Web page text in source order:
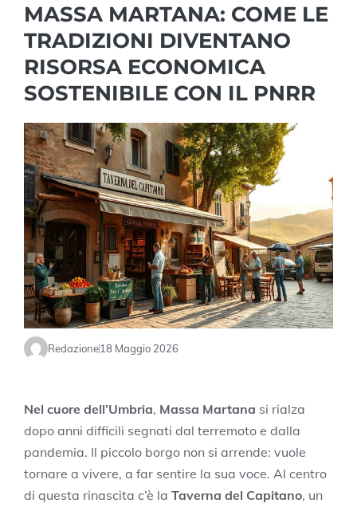
MASSA MARTANA: COME LE
TRADIZIONI DIVENTANO
RISORSA ECONOMICA
SOSTENIBILE CON IL PNRR
Redazione18 Maggio 2026
Nel cuore dell’Umbria, Massa Martana si rialza
dopo anni difficili segnati dal terremoto e dalla
pandemia. Il piccolo borgo non si arrende: vuole
tornare a vivere, a far sentire la sua voce. Al centro
di questa rinascita c’è la Taverna del Capitano, un